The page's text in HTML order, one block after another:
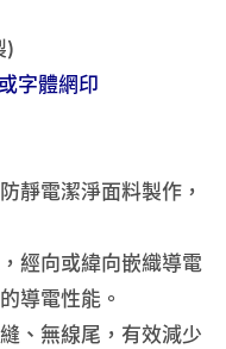
)
字體網印
靜電潔淨面料製作，
經向或緯向嵌織導電
導電性能。
、無線尾，有效減少